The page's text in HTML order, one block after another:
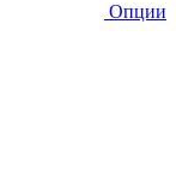
Опции